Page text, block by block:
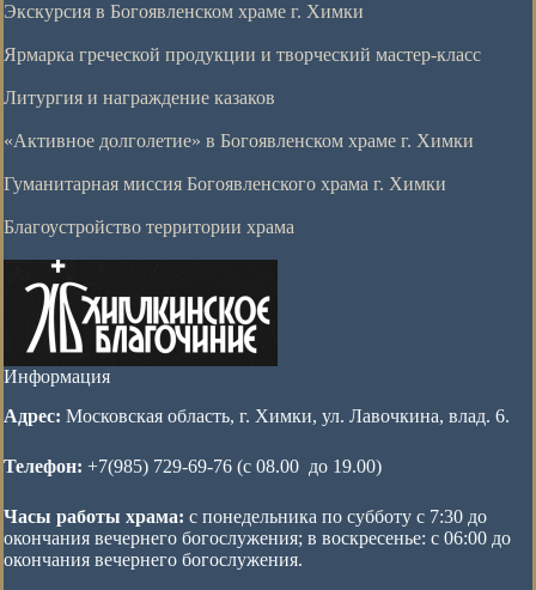
Экскурсия в Богоявленском храме г. Химки
Ярмарка греческой продукции и творческий мастер-класс
Литургия и награждение казаков
«Активное долголетие» в Богоявленском храме г. Химки
Гуманитарная миссия Богоявленского храма г. Химки
Благоустройство территории храма
Информация
Адрес: Московская область, г. Химки, ул. Лавочкина, влад. 6.
Телефон: +7(985) 729-69-76 (с 08.00 до 19.00)
Часы работы храма: с понедельника по субботу с 7:30 до
окончания вечернего богослужения; в воскресенье: с 06:00 до
окончания вечернего богослужения.